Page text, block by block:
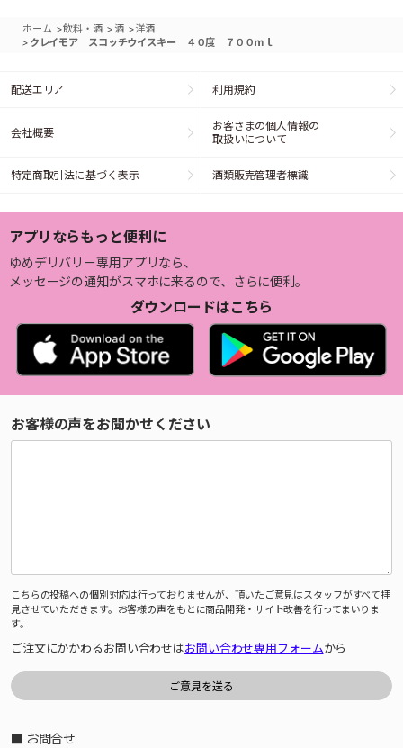
ホーム >飲料・酒 > 酒 >洋酒
> クレイモア スコッチウイスキー ４０度 ７００ｍｌ
配送エリア 利用規約
会社概要
お客さまの個人情報の
取扱いについて
特定商取引法に基づく表示 酒類販売管理者標識
アプリならもっと便利に
ゆめデリバリー専用アプリなら、
メッセージの通知がスマホに来るので、さらに便利。
ダウンロードはこちら
お客様の声をお聞かせください
こちらの投稿への個別対応は行っておりませんが、頂いたご意見はスタッフがすべて拝
見させていただきます。お客様の声をもとに商品開発・サイト改善を行ってまいりま
す。
ご注文にかかわるお問い合わせはお問い合わせ専用フォームから
■ お問合せ